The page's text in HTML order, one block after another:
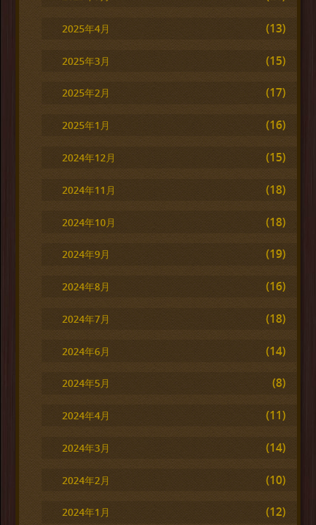
2025年4月 (13)
2025年3月 (15)
2025年2月 (17)
2025年1月 (16)
2024年12月 (15)
2024年11月 (18)
2024年10月 (18)
2024年9月 (19)
2024年8月 (16)
2024年7月 (18)
2024年6月 (14)
2024年5月 (8)
2024年4月 (11)
2024年3月 (14)
2024年2月 (10)
2024年1月 (12)